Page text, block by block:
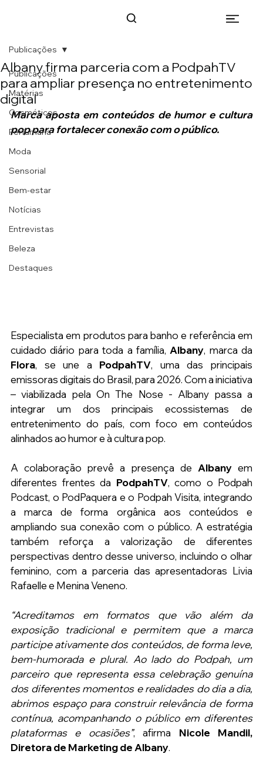
Publicações
Matérias
Cosméticos
Perfumaria
Moda
Sensorial
Bem-estar
Notícias
Entrevistas
Beleza
Destaques
Publicações
Albany firma parceria com a PodpahTV
para ampliar presença no entretenimento
digital
Marca aposta em conteúdos de humor e cultura
pop para fortalecer conexão com o público.
Especialista em produtos para banho e referência em
cuidado diário para toda a família, Albany
Flora, se une a PodpahTV, uma das principais
emissoras digitais do Brasil, para 2026. Com a iniciativa
– viabilizada pela On The Nose - Albany passa a
integrar um dos principais ecossistemas de
entretenimento do país, com foco em conteúdos
alinhados ao humor e à cultura pop.
A colaboração prevê a presença de Albany em
diferentes frentes da PodpahTV, como o Podpah
Podcast, o PodPaquera e o Podpah Visita, integrando
a marca de forma orgânica aos conteúdos e
ampliando sua conexão com o público. A estratégia
também reforça a valorização de diferentes
perspectivas dentro desse universo, incluindo o olhar
feminino, com a parceria das apresentadoras Livia
Rafaelle e Menina Veneno.
“Acreditamos em formatos que vão além da
exposição tradicional e permitem que a marca
participe ativamente dos conteúdos, de forma leve,
bem-humorada e plural. Ao lado do Podpah, um
parceiro que representa essa celebração genuína
dos diferentes momentos e realidades do dia a dia,
abrimos espaço para construir relevância de forma
contínua, acompanhando o público em diferentes
plataformas e ocasiões”, afirma Nicole Mandil,
Diretora de Marketing de Albany.